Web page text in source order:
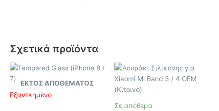
Σχετικά προϊόντα
ΕΚΤΌΣ ΑΠΟΘΈΜΑΤΟΣ
Εξαντλημένο
Σε απόθεμα